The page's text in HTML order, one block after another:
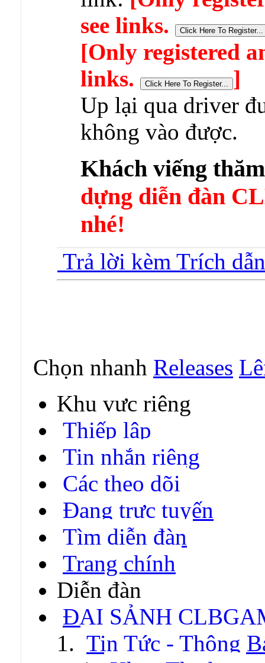
see links.
[Only registered
links.
]
Up lại qua driver
không vào được.
Khách viếng
dựng diễn đàn
nhé!
Trả lời kèm Trích dẫn
Chọn nhanh Releases
Khu vực riêng
Thiếp lập
Tin nhắn riêng
Các theo dõi
Đang trực tuyến
Tìm diễn đàn
Trang chính
Diễn đàn
ĐẠI SẢNH
Tin Tức - Thông